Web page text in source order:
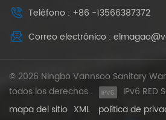
Teléfono : +86 -13566387372
Correo electrónico :
© 2026 Ningbo Vannsoo Sanitary
todos los derechos .
IPv6 RED
mapa del sitio XML política de